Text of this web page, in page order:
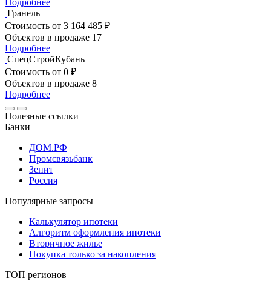
Гранель
Стоимость от 3 164 485 ₽
Объектов в продаже 17
Подробнее
СпецСтройКубань
Стоимость от 0 ₽
Объектов в продаже 8
Подробнее
Полезные ссылки
Банки
ДОМ.РФ
Промсвязьбанк
Зенит
Россия
Популярные запросы
Калькулятор ипотеки
Алгоритм оформления ипотеки
Вторичное жилье
Покупка только за накопления
ТОП регионов